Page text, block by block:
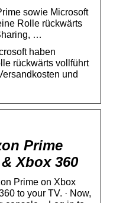
sowie Microsoft
Rolle rückwärts
…
haben
rückwärts vollführt
und
Prime
Xbox 360
Prime on Xbox
to your TV. · Now,